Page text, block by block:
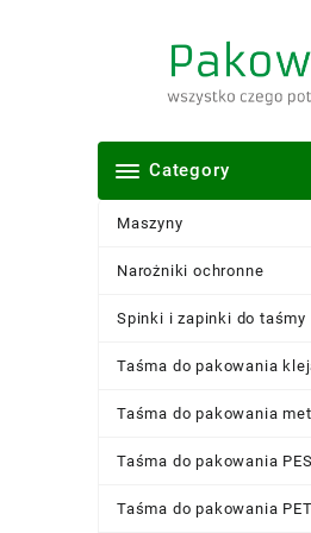
Category
Maszyny
Narożniki ochronne
Spinki i zapinki do taśmy
Taśma do pakowania
Taśma do pakowania
Taśma do pakowania PES
Taśma do pakowania PET